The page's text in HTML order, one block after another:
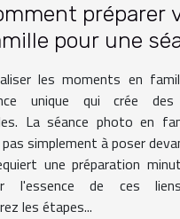
préparer
pour une
les moments en
unique qui crée des
La séance photo en
simplement à poser
une préparation
l'essence de ces
les étapes...